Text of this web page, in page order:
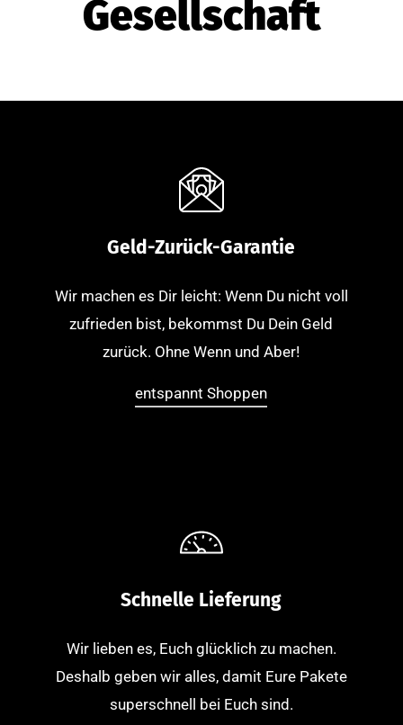
Gesellschaft
Geld-Zurück-Garantie
Wir machen es Dir leicht: Wenn Du nicht voll
zufrieden bist, bekommst Du Dein Geld
zurück. Ohne Wenn und Aber!
entspannt Shoppen
Schnelle Lieferung
Wir lieben es, Euch glücklich zu machen.
Deshalb geben wir alles, damit Eure Pakete
superschnell bei Euch sind.